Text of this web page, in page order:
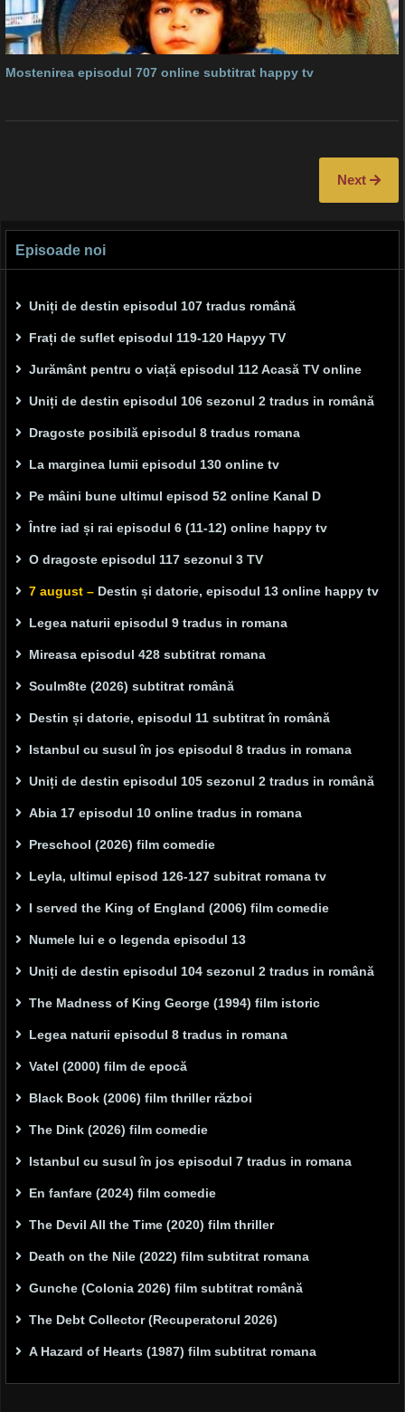
Mostenirea episodul 707 online subtitrat happy tv
Next
Episoade noi
Uniți de destin episodul 107 tradus română
Frați de suflet episodul 119-120 Hapyy TV
Jurământ pentru o viață episodul 112 Acasă TV online
Uniți de destin episodul 106 sezonul 2 tradus in română
Dragoste posibilă episodul 8 tradus romana
La marginea lumii episodul 130 online tv
Pe mâini bune ultimul episod 52 online Kanal D
Între iad și rai episodul 6 (11-12) online happy tv
O dragoste episodul 117 sezonul 3 TV
7 august – Destin și datorie, episodul 13 online happy tv
Legea naturii episodul 9 tradus in romana
Mireasa episodul 428 subtitrat romana
Soulm8te (2026) subtitrat română
Destin și datorie, episodul 11 subtitrat în română
Istanbul cu susul în jos episodul 8 tradus in romana
Uniți de destin episodul 105 sezonul 2 tradus in română
Abia 17 episodul 10 online tradus in romana
Preschool (2026) film comedie
Leyla, ultimul episod 126-127 subitrat romana tv
I served the King of England (2006) film comedie
Numele lui e o legenda episodul 13
Uniți de destin episodul 104 sezonul 2 tradus in română
The Madness of King George (1994) film istoric
Legea naturii episodul 8 tradus in romana
Vatel (2000) film de epocă
Black Book (2006) film thriller război
The Dink (2026) film comedie
Istanbul cu susul în jos episodul 7 tradus in romana
En fanfare (2024) film comedie
The Devil All the Time (2020) film thriller
Death on the Nile (2022) film subtitrat romana
Gunche (Colonia 2026) film subtitrat română
The Debt Collector (Recuperatorul 2026)
A Hazard of Hearts (1987) film subtitrat romana